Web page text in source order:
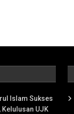
Islam Sukses
Kelulusan UJK